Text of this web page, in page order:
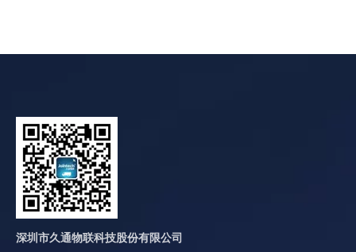
深圳市久通物联科技股份有限公司